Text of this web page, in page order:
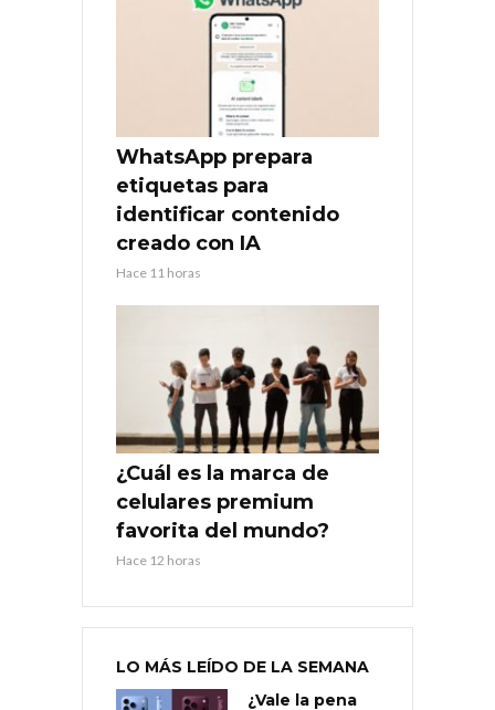
WhatsApp prepara
etiquetas para
identificar contenido
creado con IA
Hace 11 horas
¿Cuál es la marca de
celulares premium
favorita del mundo?
Hace 12 horas
LO MÁS LEÍDO DE LA SEMANA
¿Vale la pena